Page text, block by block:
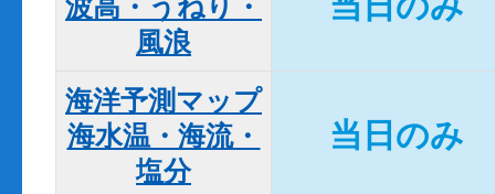
風浪
海洋予測マップ
海水温・海流・
塩分
当日のみ